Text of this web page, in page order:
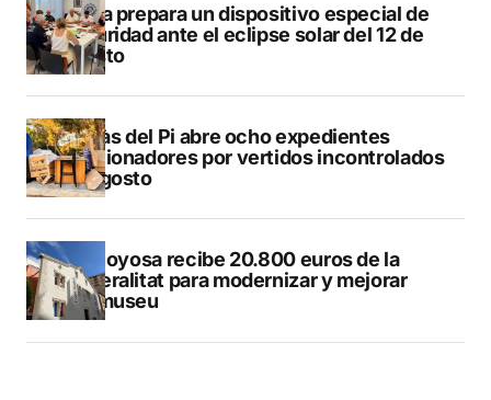
Xàbia prepara un dispositivo especial de
seguridad ante el eclipse solar del 12 de
agosto
L’Alfàs del Pi abre ocho expedientes
sancionadores por vertidos incontrolados
en agosto
Villajoyosa recibe 20.800 euros de la
Generalitat para modernizar y mejorar
Vilamuseu